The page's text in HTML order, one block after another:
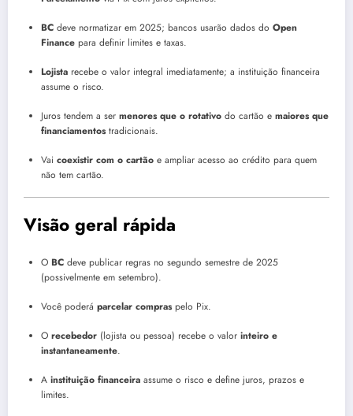
BC deve normatizar em 2025; bancos usarão dados do Open
Finance para definir limites e taxas.
Lojista recebe o valor integral imediatamente; a instituição financeira
assume o risco.
Juros tendem a ser menores que o rotativo do cartão e maiores que
financiamentostradicionais.
Vai coexistir com o cartão e ampliar acesso ao crédito para quem
não tem cartão.
Visão geral rápida
O BC deve publicar regras no segundo semestre de 2025
(possivelmente em setembro).
Você poderá parcelar compraspelo Pix.
O recebedor (lojista ou pessoa) recebe o valor inteiro e
instantaneamente.
A instituição financeira assume o risco e define juros, prazos e
limites.